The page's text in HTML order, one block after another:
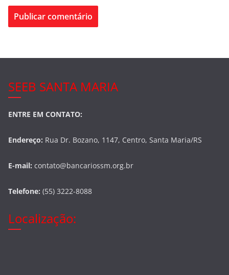
SEEB SANTA MARIA
ENTRE EM CONTATO:
Endereço: Rua Dr. Bozano, 1147, Centro, Santa Maria/RS
E-mail: contato@bancariossm.org.br
Telefone: (55) 3222-8088
Localização: